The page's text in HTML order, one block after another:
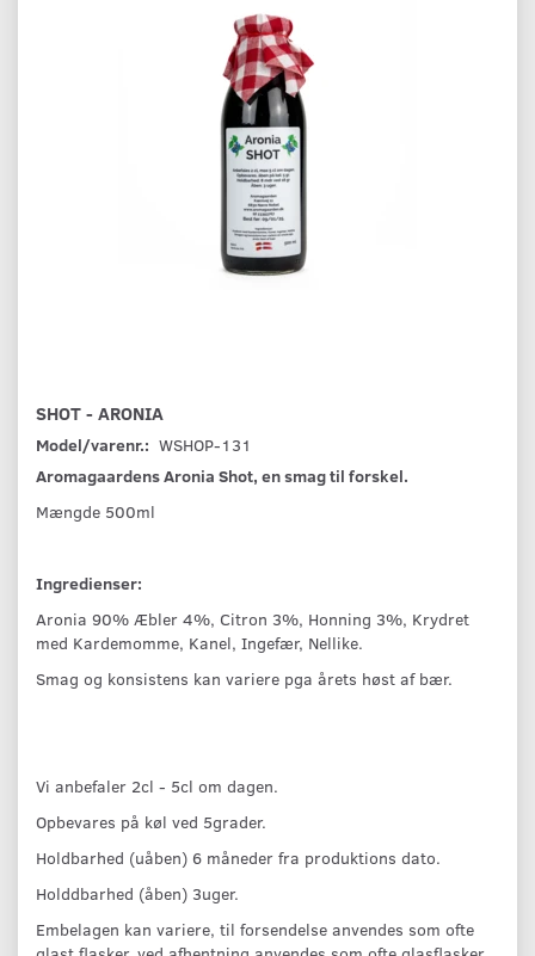
SHOT - ARONIA
Model/varenr.: WSHOP-131
Aromagaardens Aronia Shot, en smag til forskel.
Mængde 500ml
Ingredienser:
Aronia 90% Æbler 4%, Citron 3%, Honning 3%, Krydret
med Kardemomme, Kanel, Ingefær, Nellike.
Smag og konsistens kan variere pga årets høst af bær.
Vi anbefaler 2cl - 5cl om dagen.
Opbevares på køl ved 5grader.
Holdbarhed (uåben) 6 måneder fra produktions dato.
Holddbarhed (åben) 3uger.
Embelagen kan variere, til forsendelse anvendes som ofte